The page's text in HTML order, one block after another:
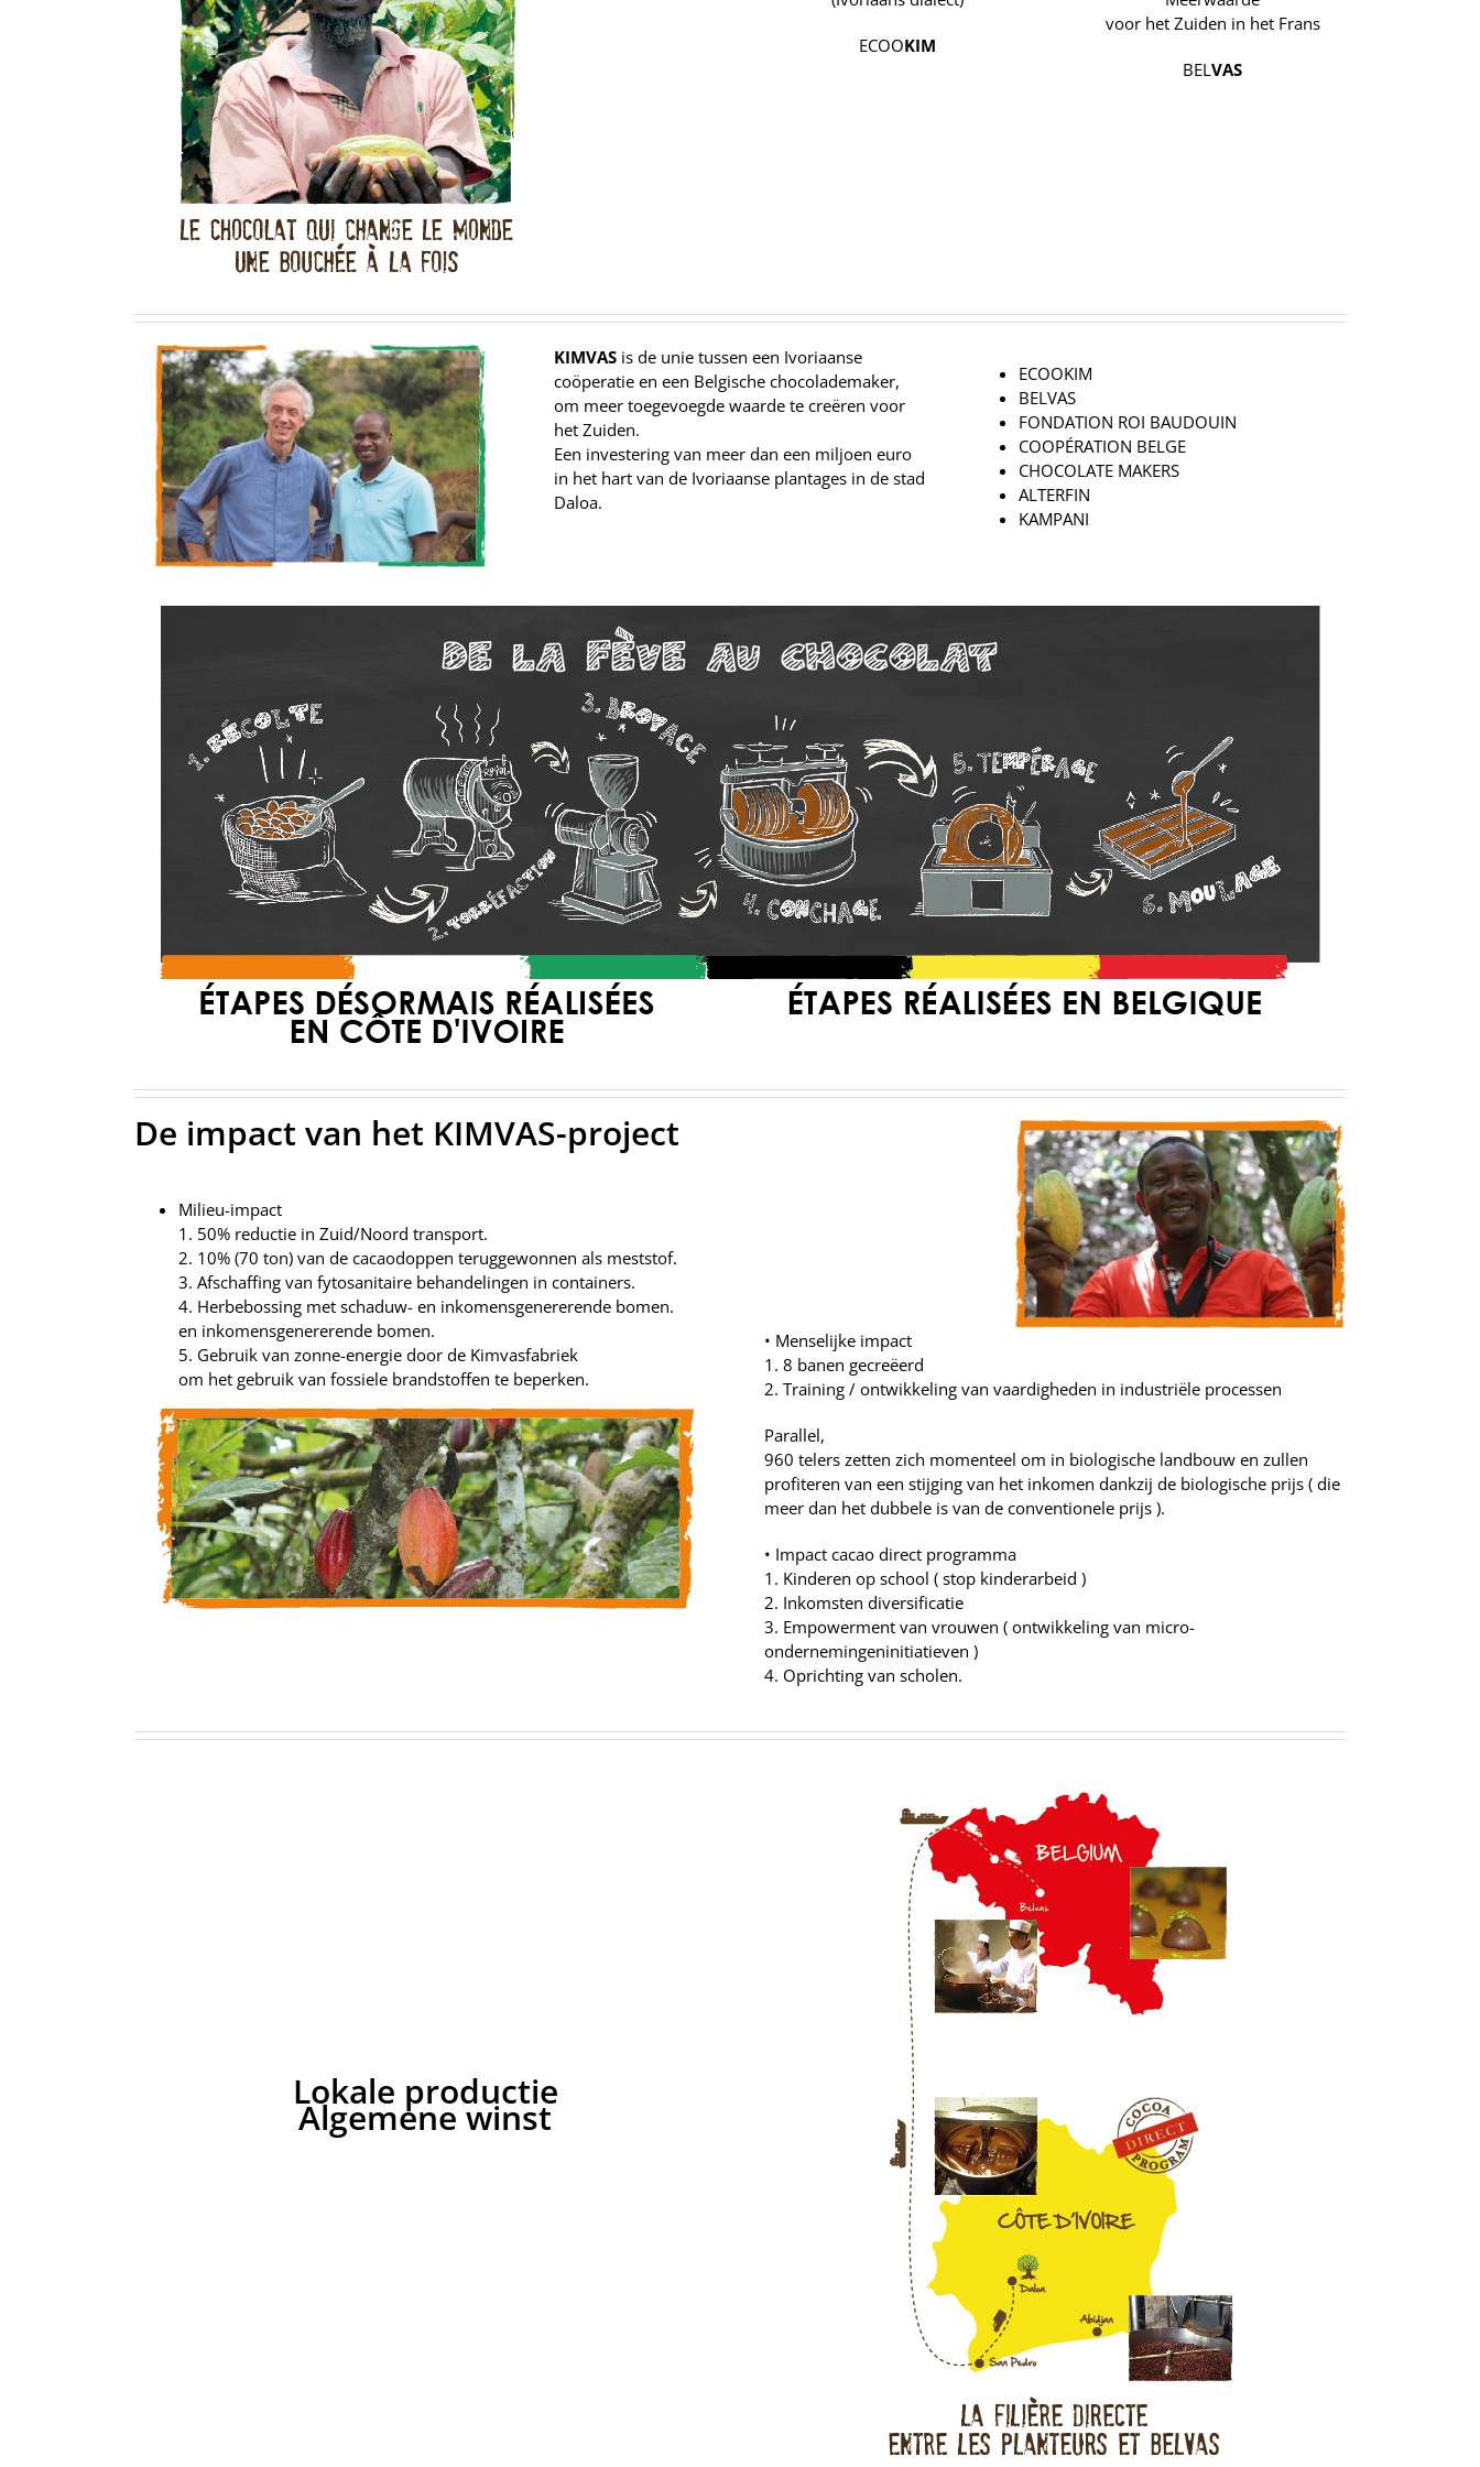
ECOOKIM
voor het Zuiden in het Frans
BELVAS
KIMVAS is de unie tussen een Ivoriaanse
coöperatie en een Belgische chocolademaker,
om meer toegevoegde waarde te creëren voor
het Zuiden.
Een investering van meer dan een miljoen euro
in het hart van de Ivoriaanse plantages in de stad
Daloa.
ECOOKIM
BELVAS
FONDATION ROI BAUDOUIN
COOPÉRATION BELGE
CHOCOLATE MAKERS
ALTERFIN
KAMPANI
De impact van het KIMVAS-project
Milieu-impact
1. 50% reductie in Zuid/Noord transport.
2. 10% (70 ton) van de cacaodoppen teruggewonnen als meststof.
3. Afschaffing van fytosanitaire behandelingen in containers.
4. Herbebossing met schaduw- en inkomensgenererende bomen.
en inkomensgenererende bomen.
5. Gebruik van zonne-energie door de Kimvasfabriek
om het gebruik van fossiele brandstoffen te beperken.
• Menselijke impact
1. 8 banen gecreëerd
2. Training / ontwikkeling van vaardigheden in industriële processen
Parallel,
960 telers zetten zich momenteel om in biologische landbouw en zullen
profiteren van een stijging van het inkomen dankzij de biologische prijs ( die
meer dan het dubbele is van de conventionele prijs ).
• Impact cacao direct programma
1. Kinderen op school ( stop kinderarbeid )
2. Inkomsten diversificatie
3. Empowerment van vrouwen ( ontwikkeling van micro-
ondernemingeninitiatieven )
4. Oprichting van scholen.
Lokale productie
Algemene winst